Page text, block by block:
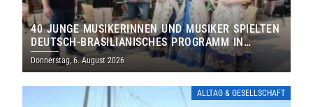
40 JUNGE MUSIKERINNEN UND MUSIKER SPIELTEN
DEUTSCH-BRASILIANISCHES PROGRAMM IN
THOLEY
Donnerstag, 6. August 2026
ALLTAG & GESELLSCHAFT